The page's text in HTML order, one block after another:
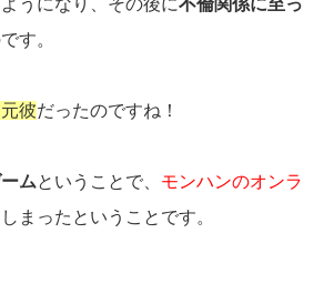
ようになり、その後に不倫関係に至っ
す。
彼だったのですね！
ムということで、 モンハンのオンラ
まったということです。